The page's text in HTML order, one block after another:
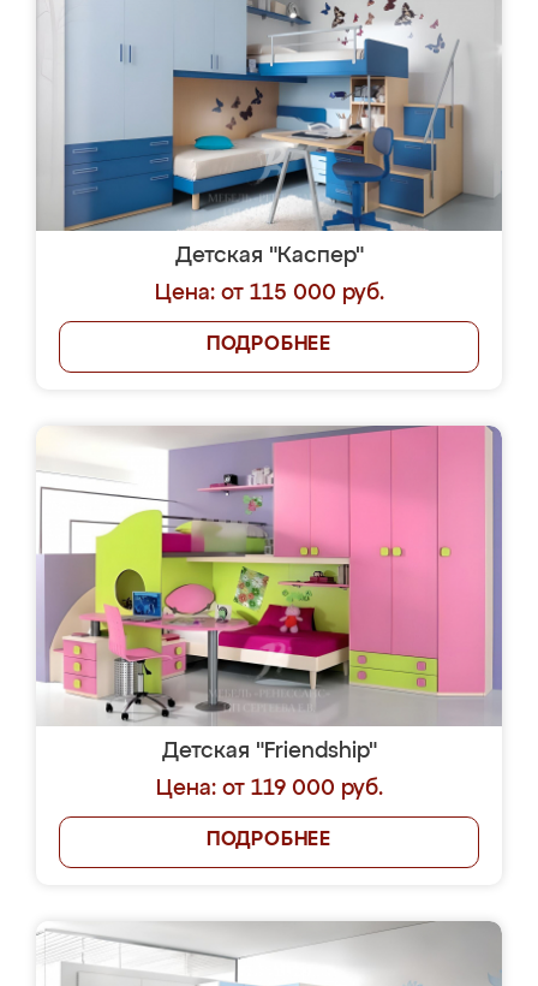
Детская "Каспер"
Цена: от 115 000 руб.
ПОДРОБНЕЕ
Детская "Friendship"
Цена: от 119 000 руб.
ПОДРОБНЕЕ